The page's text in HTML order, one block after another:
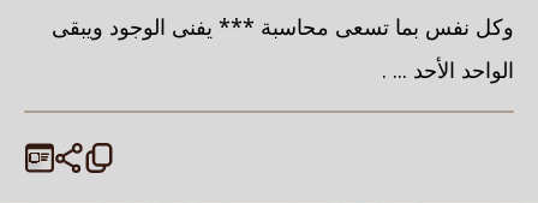
وكل نفس بما تسعى محاسبة *** يفنى الوجود ويبقى
الواحد الأحد ... .